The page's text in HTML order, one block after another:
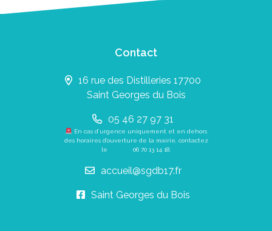
Contact
16 rue des Distilleries 17700
Saint Georges du Bois
05 46 27 97 31
En cas d’urgence uniquement et en dehors
des horaires d’ouverture de la mairie, contactez
le 06 70 13 14 18
accueil@sgdb17.fr
Saint Georges du Bois